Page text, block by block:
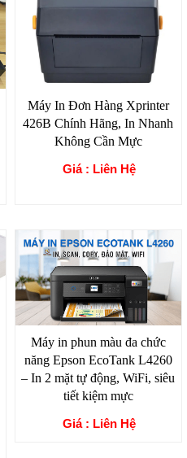
Máy In Đơn Hàng Xprinter
426B Chính Hãng, In Nhanh
Không Cần Mực
Giá : Liên Hệ
Máy in phun màu đa chức
năng Epson EcoTank L4260
– In 2 mặt tự động, WiFi, siêu
tiết kiệm mực
Giá : Liên Hệ